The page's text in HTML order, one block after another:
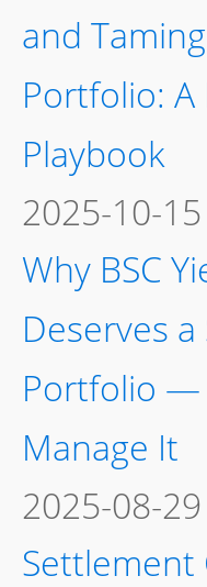
and
Portfolio: A
Playbook
2025-10-15
Why BSC
Deserves
Portfolio —
Manage It
2025-08-29
Settlement